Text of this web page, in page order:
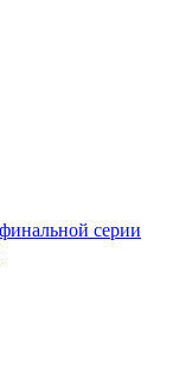
серии